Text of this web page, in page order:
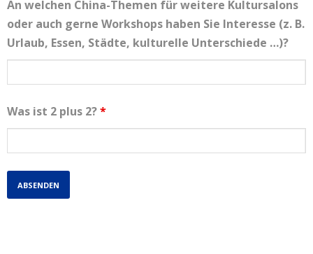
An welchen China-Themen für weitere Kultursalons
oder auch gerne Workshops haben Sie Interesse (z. B.
Urlaub, Essen, Städte, kulturelle Unterschiede …)?
Was ist 2 plus 2?*